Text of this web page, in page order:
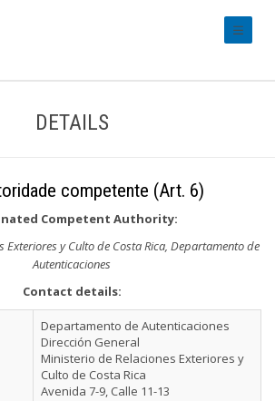
DETAILS
competente (Art. 6)
Competent Authority:
Exteriores y Culto de Costa Rica, Departamento de
Autenticaciones
Contact details:
Departamento de Autenticaciones
Dirección General
Ministerio de Relaciones Exteriores y
Culto de Costa Rica
Avenida 7-9, Calle 11-13